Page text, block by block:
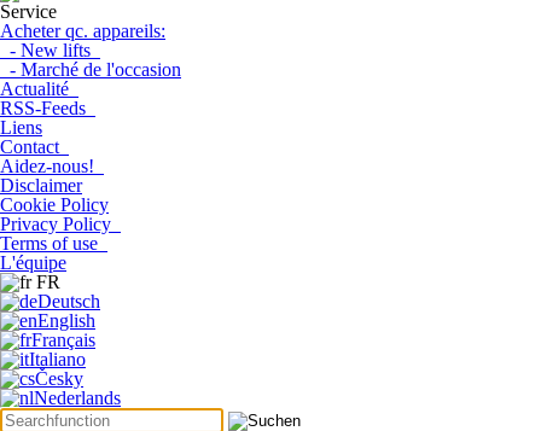
Service
Acheter qc. appareils:
- New lifts
- Marché de l'occasion
Actualité
RSS-Feeds
Liens
Contact
Aidez-nous!
Disclaimer
Cookie Policy
Privacy Policy
Terms of use
L'équipe
FR
Deutsch
English
Français
Italiano
Česky
Nederlands